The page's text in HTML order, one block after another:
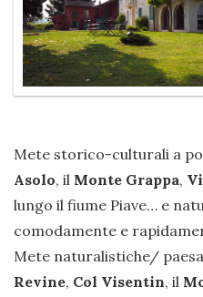
Mete storico-culturali a
Asolo, il Monte Grappa,
lungo il fiume Piave… e
comodamente e
Mete naturalistiche/
Revine, Col Visentin, il